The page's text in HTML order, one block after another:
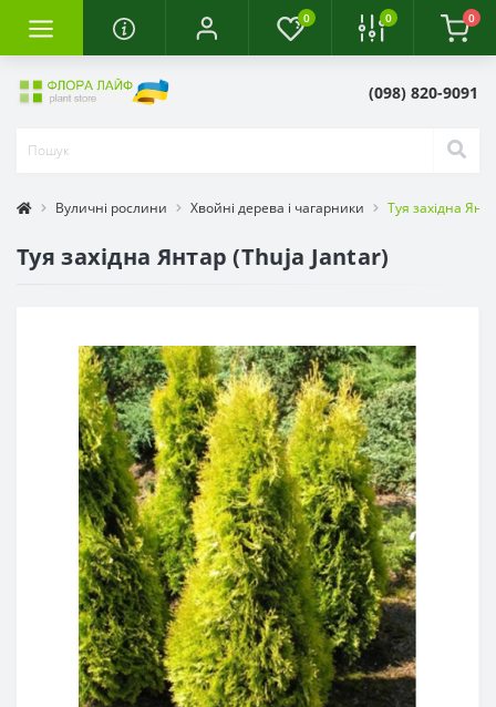
0 0 0
(098) 820-9091
Вуличні рослини Хвойні дерева і чагарники Туя західна
Туя західна Янтар (Thuja Jantar)